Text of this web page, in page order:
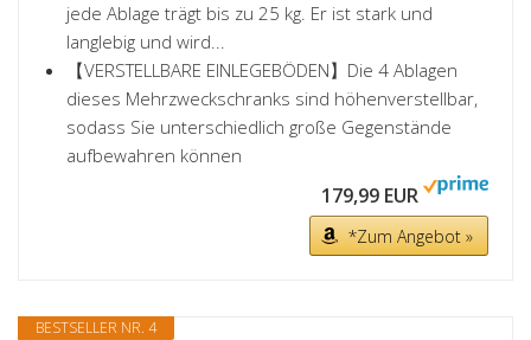
jede Ablage trägt bis zu 25 kg. Er ist stark und
langlebig und wird...
【VERSTELLBARE EINLEGEBÖDEN】Die 4 Ablagen
dieses Mehrzweckschranks sind höhenverstellbar,
sodass Sie unterschiedlich große Gegenstände
aufbewahren können
179,99 EUR
*Zum Angebot »
BESTSELLER NR. 4